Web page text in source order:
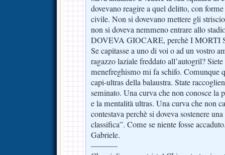
dovevano reagire a quel delitto, con
civile. Non si dovevano mettere gli
non si doveva nemmeno entrare allo
DOVEVA GIOCARE, perchè I
Se capitasse a uno di voi o ad un vostro
ragazzo laziale freddato all’autogril?
menefreghismo mi fa schifo. Comunque
capi-ultras della balaustra. State
seminato. Una curva che non conosce la
e la mentalità ultras. Una curva che non
contestava perchè si doveva sostenere
classifica”. Come se niente fosse
Gabriele.
———-